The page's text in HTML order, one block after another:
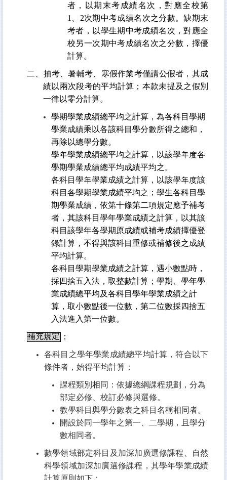
者，以期末考成績名次，對應全校第
1
2次期中考成績名次之分數。缺期末
考者，以學生期中考成績名次，對應全
校另一次期中考成績名次之分數，擇優
計算。
二、抽考、暑輔考、寒假作業考僅請公假者，其成
績以兩次段考的平均計算；本款未提及之假別
一律以零分計算。
學期學業成績總平均之計算，為各科目學期
學業成績乘以各該科目學分數所得之總和，
再除以總學分數。
學年學業成績總平均之計算，以該學年度各
學期學業成績總平均成績平均之。
各科目學年學業成績之計算，以該學年度該
科目各學期學業成績平均之；學生各科目學
期學業成績，依第十條第二項規定應予補考
者，其該科目學年學業成績之計算，以其該
科目該學年各學期原成績或補考成績擇優登
錄計算，不得與該科目重修或補修後之成績
平均計算。
各科目學期學業成績之計算，遇小數點時，
採四捨五入法，取整數計算；學期、學年學
業成績總平均及各科目學年學業成績之計
算，取小數點後一位數，第二位數採四捨五
入法進入第一位數。
補充規定 ：
各科目之學年學業成績總平均計算，符合以下
條件者，始得平均計算：
課程類別相同：依據總綱課程規劃，分為
部定必修 、校訂必修與選修。
教學科目與學分數表之科目名稱相同者。
開設於同一學年之第一、二學期，且學分
數相同者。
數學領域部定科目及加深加廣選修課程、自然
科學領域加深加廣選修課程，其學年學業成績
計算原則如下：